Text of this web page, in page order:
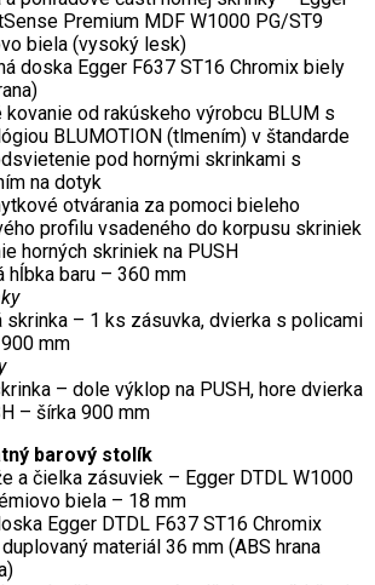
Premium MDF W1000 PG/ST9
biela (vysoký lesk)
doska Egger F637 ST16 Chromix biely
kovanie od rakúskeho výrobcu BLUM s
BLUMOTION (tlmením) v štandarde
pod hornými skrinkami s
na dotyk
otvárania za pomoci bieleho
profilu vsadeného do korpusu skriniek
horných skriniek na PUSH
hĺbka baru – 360 mm
skrinka – 1 ks zásuvka, dvierka s policami
mm
– dole výklop na PUSH, hore dvierka
– šírka 900 mm
barový stolík
a čielka zásuviek – Egger DTDL W1000
biela – 18 mm
Egger DTDL F637 ST16 Chromix
materiál 36 mm (ABS hrana